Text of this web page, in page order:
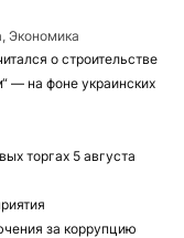
Экономика
о строительстве
— на фоне украинских
торгах 5 августа
за коррупцию